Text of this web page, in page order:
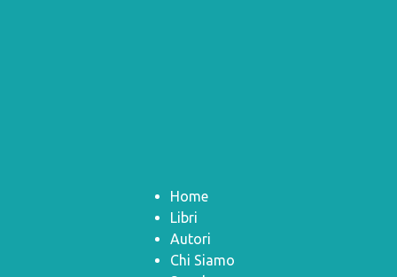
Home
Libri
Autori
Chi Siamo